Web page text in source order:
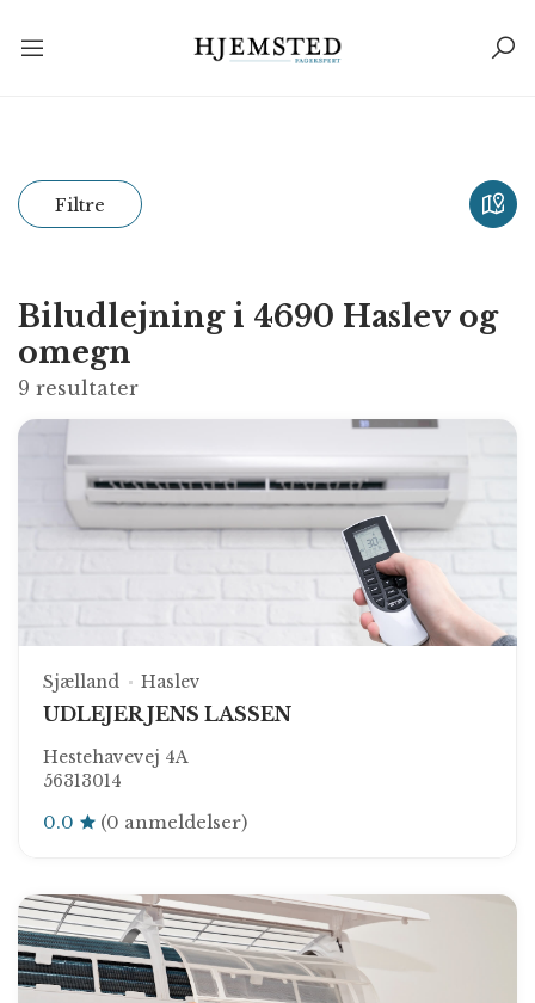
Filtre
Biludlejning i 4690 Haslev og
omegn
9 resultater
Sjælland Haslev
UDLEJER JENS LASSEN
Hestehavevej 4A
56313014
0.0 (0 anmeldelser)